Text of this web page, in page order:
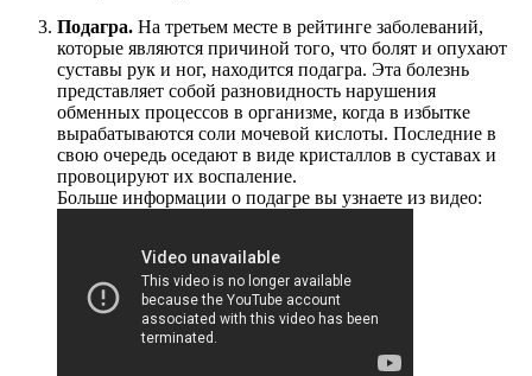
Подагра. На третьем месте в рейтинге заболеваний,
которые являются причиной того, что болят и опухают
суставы рук и ног, находится подагра. Эта болезнь
представляет собой разновидность нарушения
обменных процессов в организме, когда в избытке
вырабатываются соли мочевой кислоты. Последние в
свою очередь оседают в виде кристаллов в суставах и
провоцируют их воспаление.
Больше информации о подагре вы узнаете из видео: